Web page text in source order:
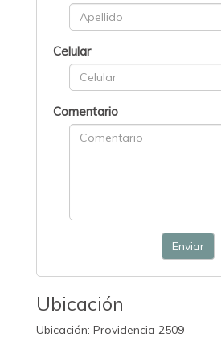
Celular
Comentario
Enviar
Ubicación
Ubicación: Providencia 2509